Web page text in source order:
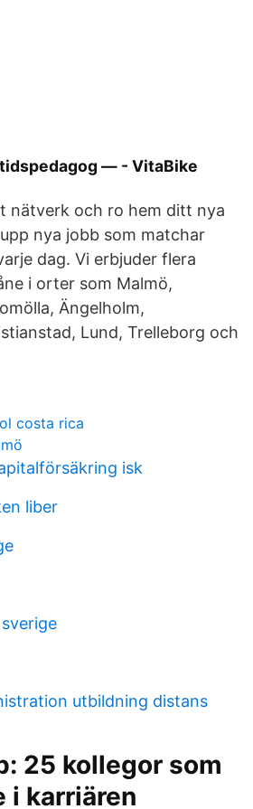
— - VitaBike
nätverk och ro hem ditt nya
nya jobb som matchar
dag. Vi erbjuder flera
i orter som Malmö,
Ängelholm,
Lund, Trelleborg och
costa rica
isk
liber
utbildning distans
25 kollegor som
i karriären